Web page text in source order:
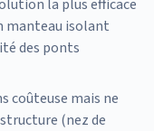
la plus efficace
manteau isolant
des ponts
coûteuse mais ne
(nez de